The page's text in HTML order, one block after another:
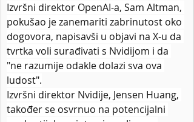
Izvršni direktor OpenAI-a, Sam Altman,
pokušao je zanemariti zabrinutost oko
dogovora, napisavši u objavi na X-u da
tvrtka voli surađivati s Nvidijom i da
"ne razumije odakle dolazi sva ova
ludost".
Izvršni direktor Nvidije, Jensen Huang,
također se osvrnuo na potencijalni